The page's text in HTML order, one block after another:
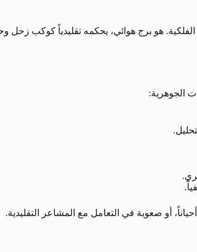
هو برج هوائي، يحكمه تقليدياً كوكب زحل
أو صعوبة في التعامل مع المشاعر التقليدية.